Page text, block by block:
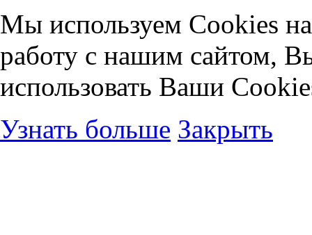
Мы используем Cookies
работу с нашим сайтом,
использовать Ваши
Узнать больше Закрыть